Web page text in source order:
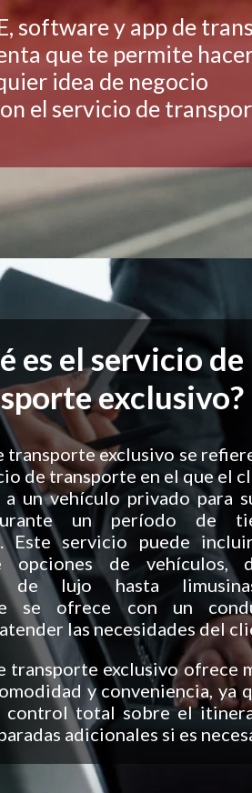
software y app de
que te permite
idea de negocio
el servicio de
es el servicio de
exclusivo?
transporte exclusivo se
de transporte en el que el
a un vehículo privado para
un período de
Este servicio puede
opciones de vehículos,
de lujo hasta
se ofrece con un
las necesidades del
transporte exclusivo ofrece
y conveniencia, ya
control total sobre el
adicionales si es